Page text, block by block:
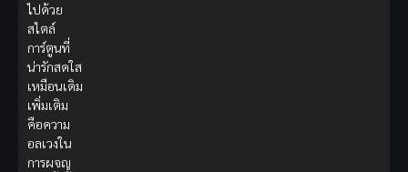
ไปด้วย
สไตล์
การ์ตูนที่
น่ารักสดใส
เหมือนเดิม
เพิ่มเติม
คือความ
อลเวงใน
การผจญ